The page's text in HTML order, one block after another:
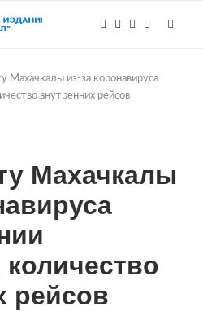
Махачкалы из-за коронавируса
внутренних рейсов
Махачкалы
рейсов